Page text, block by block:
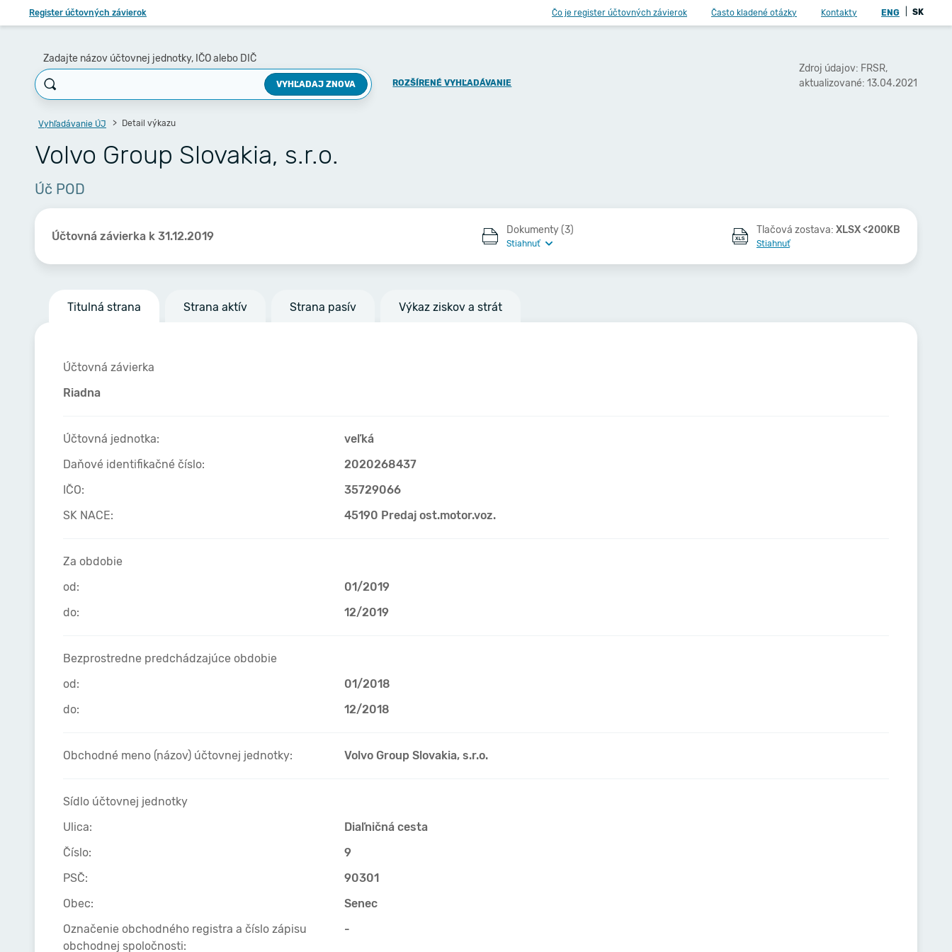
Register účtovných závierok Čo je register účtovných závierok Často kladené otázky Kontakty ENG SK
Zadajte názov účtovnej jednotky, IČO alebo DIČ
VYHĽADAJ ZNOVA ROZŠÍRENÉ VYHĽADÁVANIE
Zdroj údajov: FRSR,
aktualizované: 13.04.2021
Vyhľadávanie ÚJ Detail výkazu
Volvo Group Slovakia, s.r.o.
Úč POD
Účtovná závierka k 31.12.2019 Dokumenty (3)
Stiahnuť
Tlačová zostava: XLSX <200KB
Stiahnuť
Titulná strana Strana aktív Strana pasív Výkaz ziskov a strát
Účtovná závierka
Riadna
Účtovná jednotka:
veľká
Daňové identifikačné číslo:
2020268437
IČO:
35729066
SK NACE:
45190 Predaj ost.motor.voz.
Za obdobie
od:
01/2019
do:
12/2019
Bezprostredne predchádzajúce obdobie
od:
01/2018
do:
12/2018
Obchodné meno (názov) účtovnej jednotky: Volvo Group Slovakia, s.r.o.
Sídlo účtovnej jednotky
Ulica:
Diaľničná cesta
Číslo:
9
PSČ:
90301
Obec:
Senec
Označenie obchodného registra a číslo zápisu
obchodnej spoločnosti:
-